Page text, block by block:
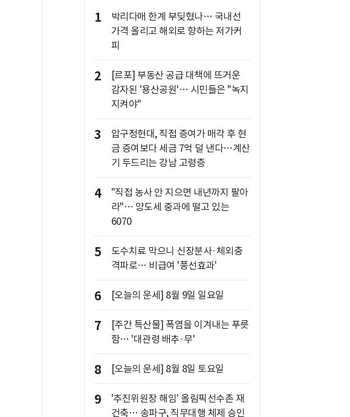
1
박리다매 한계 부딪혔나… 국내선
가격 올리고 해외로 향하는 저가커
피
2
[르포] 부동산 공급 대책에 뜨거운
감자된 '용산공원'… 시민들은 "녹지
지켜야"
3
압구정현대, 직접 증여가 매각 후 현
금 증여보다 세금 7억 덜 낸다…계산
기 두드리는 강남 고령층
4
"직접 농사 안 지으면 내년까지 팔아
라"… 양도세 중과에 떨고 있는
6070
5
도수치료 막으니 신장분사·체외충
격파로… 비급여 '풍선효과'
6 [오늘의 운세] 8월 9일 일요일
7
[주간 특산물] 폭염을 이겨내는 푸릇
함… '대관령 배추·무'
8 [오늘의 운세] 8월 8일 토요일
9
'추진위원장 해임' 올림픽선수촌 재
건축… 송파구, 직무대행 체제 승인